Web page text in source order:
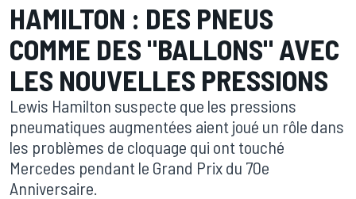
HAMILTON : DES PNEUS
COMME DES "BALLONS" AVEC
LES NOUVELLES PRESSIONS
Lewis Hamilton suspecte que les pressions
pneumatiques augmentées aient joué un rôle dans
les problèmes de cloquage qui ont touché
Mercedes pendant le Grand Prix du 70e
Anniversaire.